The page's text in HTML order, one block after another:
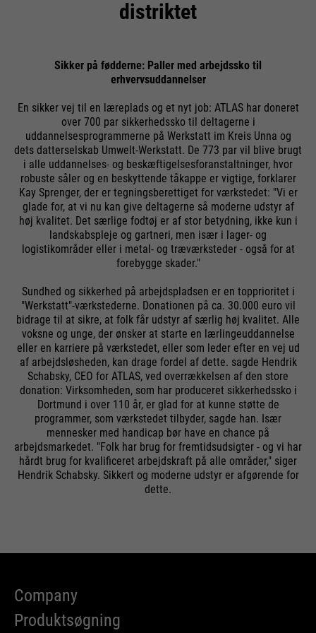
Formål
websted. Disse grundlæggende
flydende: De gør det muligt for
webstedet at genkende dig og
Når en bruger logger på et lukket
område, gemmer det bruger-ID'et
som en krypteret værdi (såkaldt
"hashværdi") for den tilsvarende
databaseindgang for brugeren.
Navn
PHPSESSID
Udbyder
Ende der Sitzung
Køretid
Afslutningen af sessionen
Formål
PHPs standard
sessionidentifikation (kun relevant
for administratorer).
Navn
be_typo_user
Denne cookie fortæller webstedet,
den.
__utma
24 måneder
Formål
Bruges til at skelne mellem
brugere og sessioner.
Navn
__utmb
Udbyder
Google Analytics
30 dage
Formål
Bruges til at bestemme nye
sessioner og besøg. Opdateres
hver gang data sendes til Google
Analytics.
Navn
__utmc
Udbyder
Google Analytics
Afslutningen af sessionen
til at bestemme, om brugeren var i
Cookie information
Eksterne medier
muligt for os at vise dig interaktive kort direkte på
hjemmesiden og giver dig mulighed for nemt at bruge
kortfunktionen.
Navn
NID
Udbyder
Google Maps
Køretid
6 måneder
Formål
Bruges til at låse Google Maps
anmodninger, som browsere
sender til Google-websteder.
Indeholder en unik ID, som Google
bruger til at gemme dine
foretrukne indstillinger og andre
oplysninger, f.eks. foretrukket
sprog osv.
Navn
1P_JAR
Cookie information
Externe Inhalte
distriktet
Sikker på fødderne: Paller med arbejdssko til
erhvervsuddannelser
En sikker vej til en læreplads og et nyt job: ATLAS har doneret
over 700 par sikkerhedssko til deltagerne i
uddannelsesprogrammerne på Werkstatt im Kreis Unna og
dets datterselskab Umwelt-Werkstatt. De 773 par vil blive brugt
i alle uddannelses- og beskæftigelsesforanstaltninger, hvor
robuste såler og en beskyttende tåkappe er vigtige, forklarer
Kay Sprenger, der er tegningsberettiget for værkstedet: "Vi er
glade for, at vi nu kan give deltagerne så moderne udstyr af
høj kvalitet. Det særlige fodtøj er af stor betydning, ikke kun i
landskabspleje og gartneri, men især i lager- og
logistikområder eller i metal- og træværksteder - også for at
forebygge skader."
Sundhed og sikkerhed på arbejdspladsen er en topprioritet i
"Werkstatt"-værkstederne. Donationen på ca. 30.000 euro vil
bidrage til at sikre, at folk får udstyr af særlig høj kvalitet. Alle
voksne og unge, der ønsker at starte en lærlingeuddannelse
eller en karriere på værkstedet, eller som leder efter en vej ud
af arbejdsløsheden, kan drage fordel af dette. sagde Hendrik
Schabsky, CEO for ATLAS, ved overrækkelsen af den store
donation: Virksomheden, som har produceret sikkerhedssko i
Dortmund i over 110 år, er glad for at kunne støtte de
programmer, som værkstedet tilbyder, sagde han. Især
mennesker med handicap bør have en chance på
arbejdsmarkedet. "Folk har brug for fremtidsudsigter - og vi har
hårdt brug for kvalificeret arbejdskraft på alle områder," siger
Hendrik Schabsky. Sikkert og moderne udstyr er afgørende for
dette.
Company
Produktsøgning